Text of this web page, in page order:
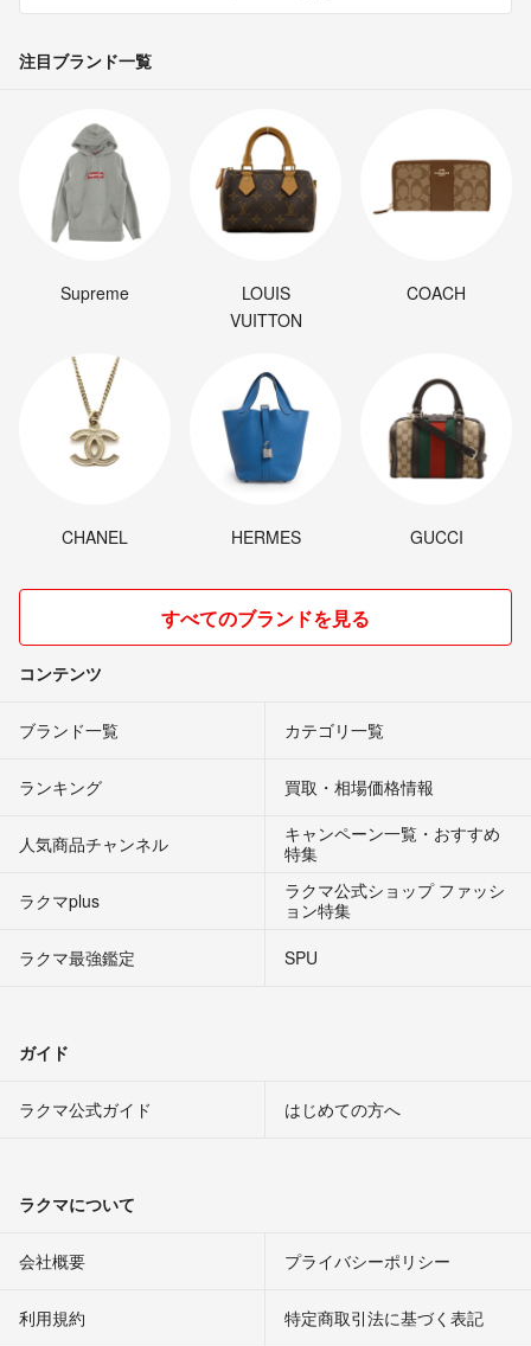
注目ブランド一覧
Supreme
LOUIS
VUITTON
COACH
CHANEL HERMES GUCCI
すべてのブランドを見る
コンテンツ
ブランド一覧 カテゴリ一覧
ランキング 買取・相場価格情報
人気商品チャンネル
キャンペーン一覧・おすすめ
特集
ラクマplus
ラクマ公式ショップ ファッシ
ョン特集
ラクマ最強鑑定
SPU
ガイド
ラクマ公式ガイド はじめての方へ
ラクマについて
会社概要 プライバシーポリシー
利用規約 特定商取引法に基づく表記